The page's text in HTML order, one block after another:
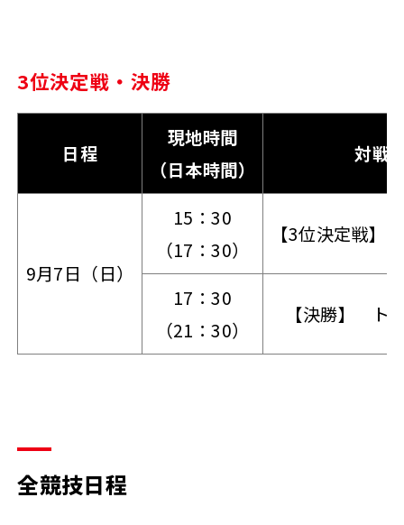
3位決定戦・決勝
日程
現地時間
（日本時間）
対戦
9月7日（日）
15：30
（17：30）
【3位決定戦】
17：30
（21：30）
【決勝】 ト
全競技日程